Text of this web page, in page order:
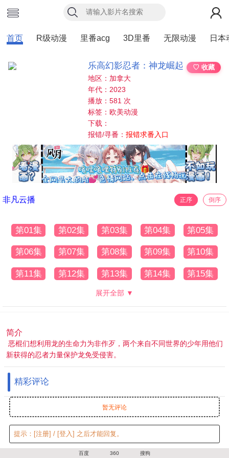
首页 R级动漫 里番acg 3D里番 无限动漫 日本
乐高幻影忍者：神龙崛起
♡ 收藏
地区：加拿大
年代：2023
播放：581 次
标签：欧美动漫
下载：
报错/寻番：报错求番入口
非凡云播 正序 倒序
第01集 第02集 第03集 第04集 第05集
第06集 第07集 第08集 第09集 第10集
第11集 第12集 第13集 第14集 第15集
展开全部 ▼
简介
恶棍们想利用龙的生命力为非作歹，两个来自不同世界的少年用他们
新获得的忍者力量保护龙免受侵害。
精彩评论
暂无评论
提示： [注册] / [登入] 之后才能回复。
百度 360 搜狗